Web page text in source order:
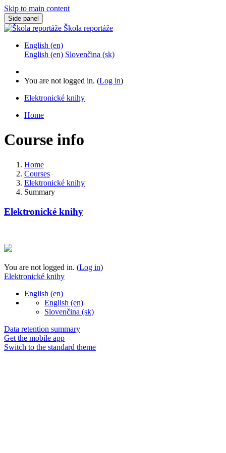
Skip to main content
Side panel
Škola reportáže
English ‎(en)‎
English ‎(en)‎ Slovenčina ‎(sk)‎
You are not logged in. (Log in)
Elektronické knihy
Home
Course info
Home
Courses
Elektronické knihy
Summary
Elektronické knihy
You are not logged in. (Log in)
Elektronické knihy
English ‎(en)‎
English ‎(en)‎
Slovenčina ‎(sk)‎
Data retention summary
Get the mobile app
Switch to the standard theme